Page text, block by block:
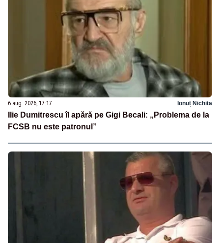
6 aug. 2026, 17:17 Ionuț Nichita
Ilie Dumitrescu îl apără pe Gigi Becali: „Problema de la
FCSB nu este patronul”